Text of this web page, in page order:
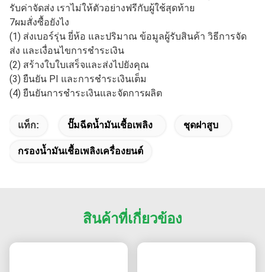
รับค่าจัดส่ง เราไม่ให้ตัวอย่างฟรีกับผู้ใช้สุดท้าย
7ผมสั่งซื้อยังไง
(1) ส่งเบอร์รุ่น ยี่ห้อ และปริมาณ ข้อมูลผู้รับสินค้า วิธีการจัด
ส่ง และเงื่อนไขการชําระเงิน
(2) สร้างใบใบเสร็จและส่งไปยังคุณ
(3) ยืนยัน PI และการชําระเงินเต็ม
(4) ยืนยันการชําระเงินและจัดการผลิต
แท็ก: ปั๊มฉีดน้ำมันเชื้อเพลิง ชุดฝาสูบ
กรองน้ำมันเชื้อเพลิงเครื่องยนต์
สินค้าที่เกี่ยวข้อง